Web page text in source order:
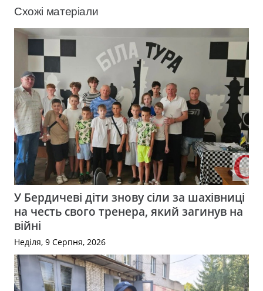
Схожі матеріали
У Бердичеві діти знову сіли за шахівниці
на честь свого тренера, який загинув на
війні
Неділя, 9 Серпня, 2026